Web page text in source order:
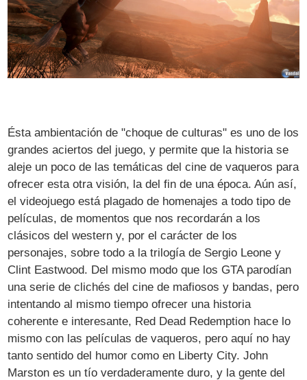
Ésta ambientación de "choque de culturas" es uno de los
grandes aciertos del juego, y permite que la historia se
aleje un poco de las temáticas del cine de vaqueros para
ofrecer esta otra visión, la del fin de una época. Aún así,
el videojuego está plagado de homenajes a todo tipo de
películas, de momentos que nos recordarán a los
clásicos del western y, por el carácter de los
personajes, sobre todo a la trilogía de Sergio Leone y
Clint Eastwood. Del mismo modo que los GTA parodían
una serie de clichés del cine de mafiosos y bandas, pero
intentando al mismo tiempo ofrecer una historia
coherente e interesante, Red Dead Redemption hace lo
mismo con las películas de vaqueros, pero aquí no hay
tanto sentido del humor como en Liberty City. John
Marston es un tío verdaderamente duro, y la gente del